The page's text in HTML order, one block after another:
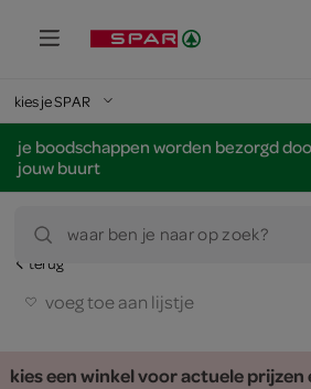
kies je SPAR
je boodschappen worden bezorgd
jouw buurt
waar ben je naar op zoek?
terug
voeg toe aan lijstje
kies een winkel voor actuele